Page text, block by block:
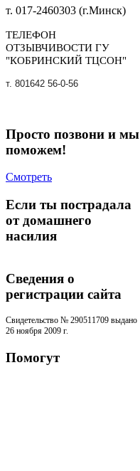
т. 017-2460303 (г.Минск)
ТЕЛЕФОН
ОТЗЫВЧИВОСТИ ГУ
"КОБРИНСКИЙ ТЦСОН"
т. 801642 56-0-56
Просто позвони и мы
поможем!
Смотреть
Если ты пострадала
от домашнего
насилия
Сведения о
регистрации cайта
Свидетельство № 290511709 выдано
26 ноября 2009 г.
Помогут